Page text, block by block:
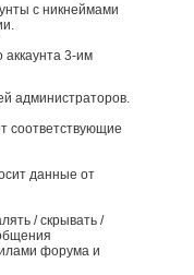
с никнеймами
3-им
администраторов.
соответствующие
данные от
/ скрывать /
форума и